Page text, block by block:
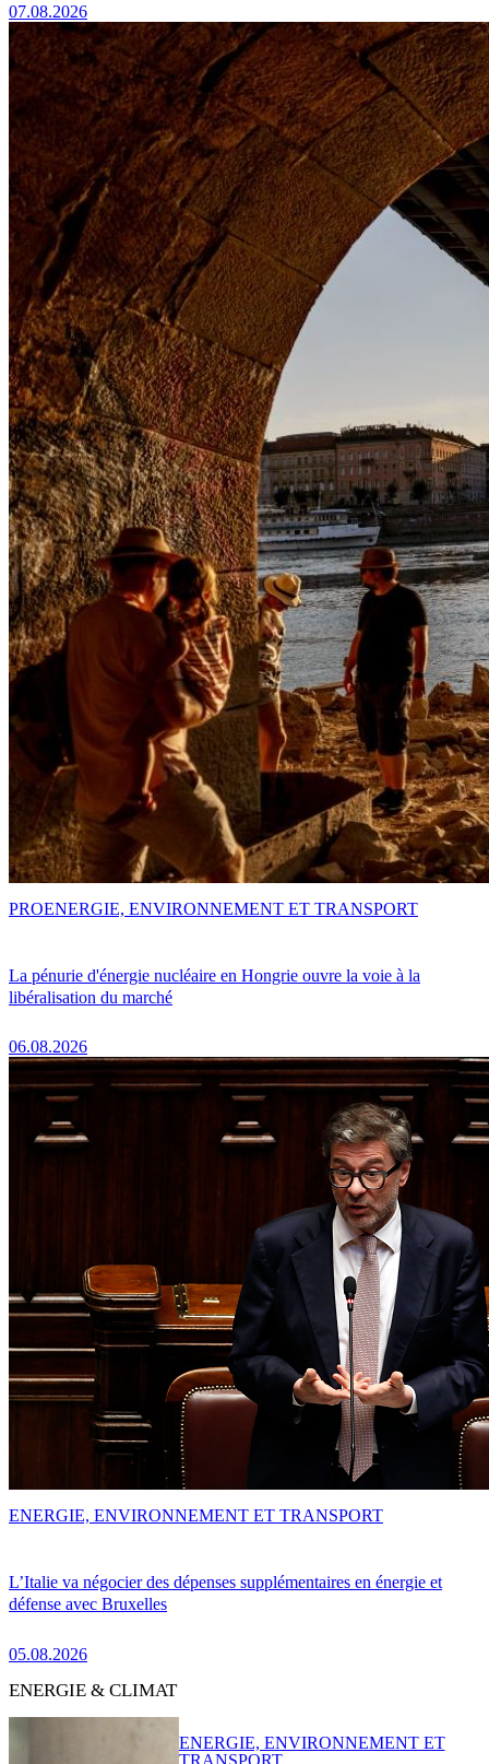
07.08.2026
La pénurie d'énergie nucléaire en Hongrie ouvre la voie à la
libéralisation du marché
06.08.2026
PROENERGIE, ENVIRONNEMENT ET TRANSPORT
L’Italie va négocier des dépenses supplémentaires en énergie et
défense avec Bruxelles
05.08.2026
ENERGIE, ENVIRONNEMENT ET TRANSPORT
ENERGIE & CLIMAT
ENERGIE, ENVIRONNEMENT ET
TRANSPORT